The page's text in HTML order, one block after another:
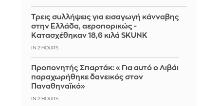
Τρεις συλλήψεις για εισαγωγή κάνναβης
στην Ελλάδα, αεροπορικώς -
Κατασχέθηκαν 18,6 κιλά SKUNK
IN 2 HOURS
Προπονητής Σπαρτάκ: «Για αυτό ο Λιβάι
παραχωρήθηκε δανεικός στον
Παναθηναϊκό»
IN 2 HOURS